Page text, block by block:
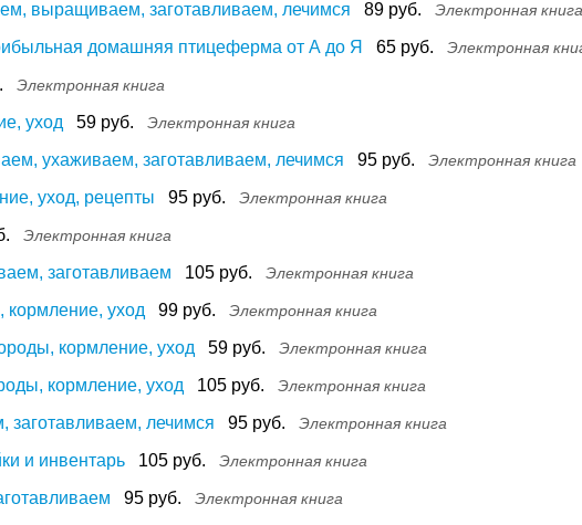
выращиваем, заготавливаем, лечимся 89 руб. Электронная книга
домашняя птицеферма от А до Я 65 руб. Электронная
Электронная книга
уход 59 руб. Электронная книга
ухаживаем, заготавливаем, лечимся 95 руб. Электронная книга
уход, рецепты 95 руб. Электронная книга
Электронная книга
заготавливаем 105 руб. Электронная книга
уход 99 руб. Электронная книга
кормление, уход 59 руб. Электронная книга
кормление, уход 105 руб. Электронная книга
лечимся 95 руб. Электронная книга
и инвентарь 105 руб. Электронная книга
95 руб. Электронная книга